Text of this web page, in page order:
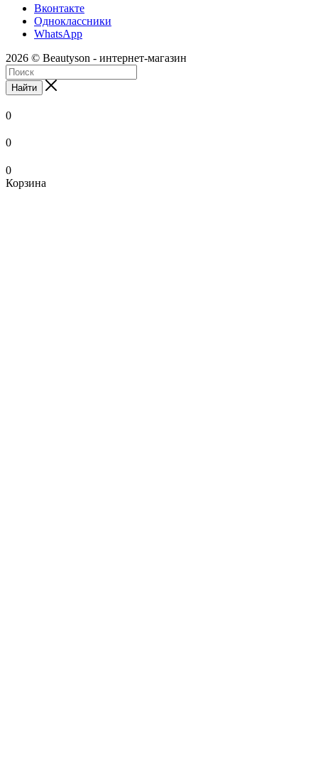
Вконтакте
Одноклассники
WhatsApp
2026 © Beautyson - интернет-магазин
Найти
0
0
0
Корзина